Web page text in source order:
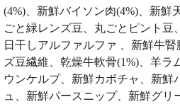
(4%)、新鮮バイソン肉(4%)、新鮮
ごと緑レンズ豆、丸ごとピント豆
日干しアルファルファ 、新鮮牛
ズ豆繊維、乾燥牛軟骨(1%)、羊ラ
ウンケルプ、新鮮カボチャ、新鮮
ュ、新鮮パースニップ、新鮮グリ